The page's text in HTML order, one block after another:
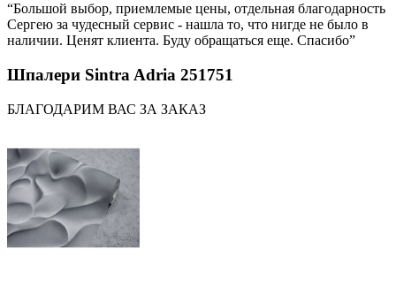
“Большой выбор, приемлемые цены, отдельная благодарность
Сергею за чудесный сервис - нашла то, что нигде не было в
наличии. Ценят клиента. Буду обращаться еще. Спасибо”
Шпалери Sintra Adria 251751
БЛАГОДАРИМ ВАС ЗА ЗАКАЗ